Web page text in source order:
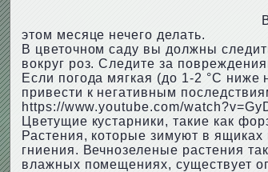
этом месяце нечего делать.
В цветочном саду вы должны
вокруг роз. Следите за
Если погода мягкая (до 1-2 °С ниже
привести к негативным
https://www.youtube.com/
Цветущие кустарники, такие как
Растения, которые зимуют в ящиках
гниения. Вечнозеленые растения
влажных помещениях, существует